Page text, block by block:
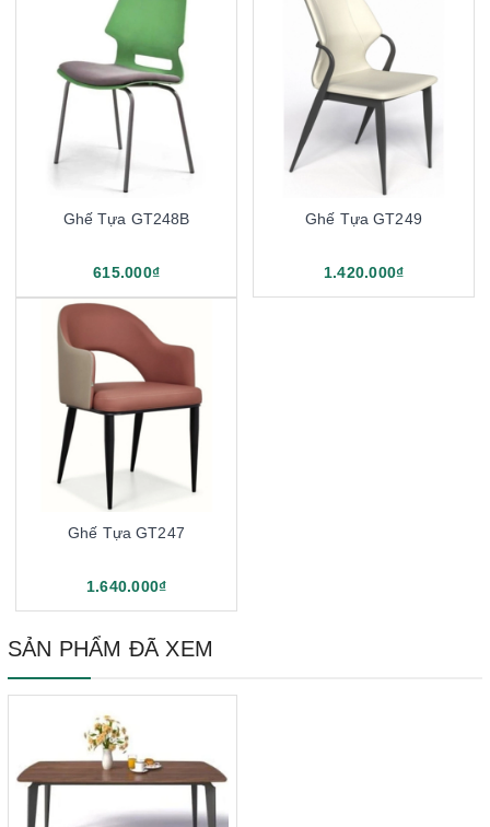
Ghế Tựa GT248B
615.000₫
Ghế Tựa GT249
1.420.000₫
Ghế Tựa GT247
1.640.000₫
SẢN PHẨM ĐÃ XEM